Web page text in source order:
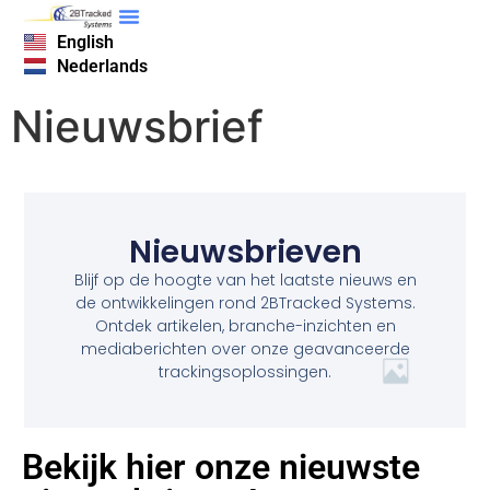
English
Nederlands
Nieuwsbrief
Nieuwsbrieven
Blijf op de hoogte van het laatste nieuws en
de ontwikkelingen rond 2BTracked Systems.
Ontdek artikelen, branche-inzichten en
mediaberichten over onze geavanceerde
trackingsoplossingen.
Bekijk hier onze nieuwste